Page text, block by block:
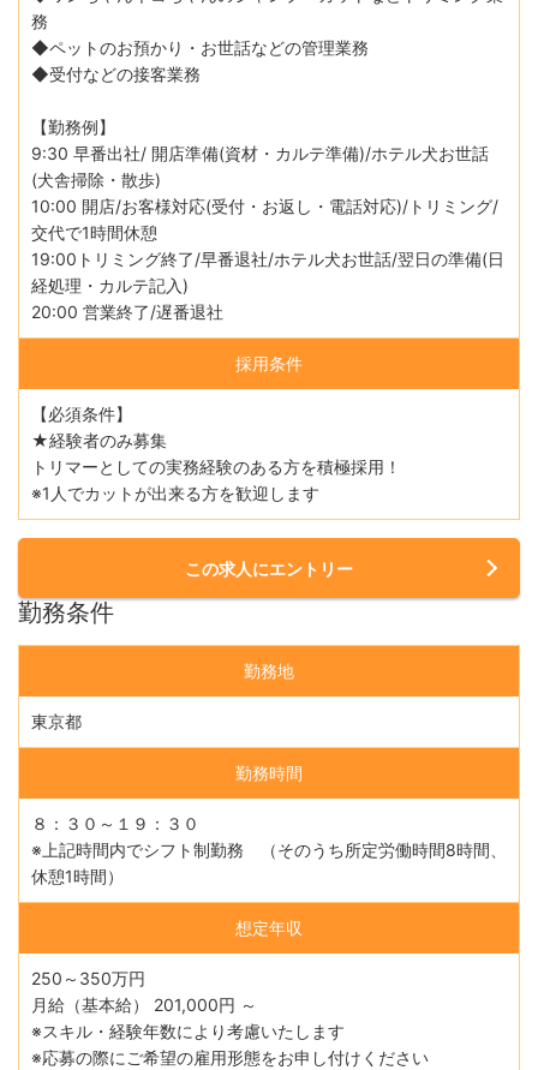
務
◆ペットのお預かり・お世話などの管理業務
◆受付などの接客業務
【勤務例】
9:30 早番出社/ 開店準備(資材・カルテ準備)/ホテル犬お世話
(犬舎掃除・散歩)
10:00 開店/お客様対応(受付・お返し・電話対応)/トリミング/
交代で1時間休憩
19:00トリミング終了/早番退社/ホテル犬お世話/翌日の準備(日
経処理・カルテ記入)
20:00 営業終了/遅番退社
採用条件
【必須条件】
★経験者のみ募集
トリマーとしての実務経験のある方を積極採用！
※1人でカットが出来る方を歓迎します
この求人にエントリー
勤務条件
勤務地
東京都
勤務時間
８：３０～１９：３０
※上記時間内でシフト制勤務 （そのうち所定労働時間8時間、
休憩1時間）
想定年収
250～350万円
月給（基本給） 201,000円 ～
※スキル・経験年数により考慮いたします
※応募の際にご希望の雇用形態をお申し付けください